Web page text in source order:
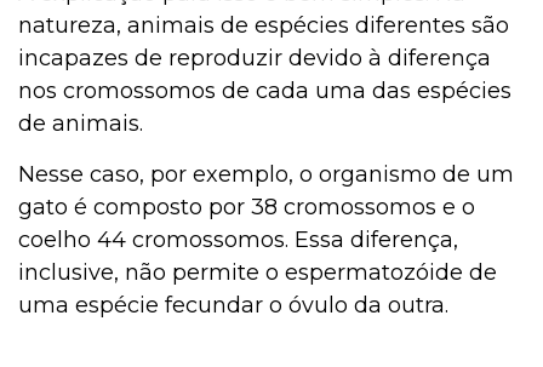
natureza, animais de espécies diferentes são
incapazes de reproduzir devido à diferença
nos cromossomos de cada uma das espécies
de animais.
Nesse caso, por exemplo, o organismo de um
gato é composto por 38 cromossomos e o
coelho 44 cromossomos. Essa diferença,
inclusive, não permite o espermatozóide de
uma espécie fecundar o óvulo da outra.